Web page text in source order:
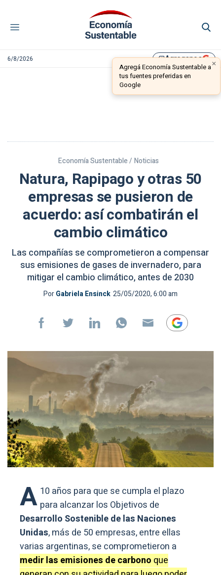
6/8/2026 library_addAgreganos ×
Agregá Economía Sustentable a
tus fuentes preferidas en
Google
Economía Sustentable / Noticias
Natura, Rapipago y otras 50
empresas se pusieron de
acuerdo: así combatirán el
cambio climático
Las compañías se comprometieron a compensar
sus emisiones de gases de invernadero, para
mitigar el cambio climático, antes de 2030
PorGabriela Ensinck 25/05/2020, 6:00 am
A 10 años para que se cumpla el plazo
para alcanzar los Objetivos de
Desarrollo Sostenible de las Naciones
Unidas, más de 50 empresas, entre ellas
varias argentinas, se comprometieron a
medir las emisiones de carbono que